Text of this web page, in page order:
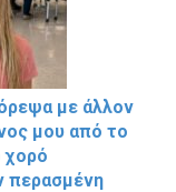
με άλλον
μου από το
χορό
περασμένη